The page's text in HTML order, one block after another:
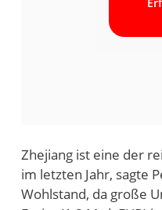
Zhejiang ist eine der
im letzten Jahr, sagte
Wohlstand, da große